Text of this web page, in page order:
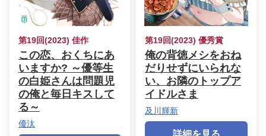
第19回(2023) 佳作
この恋、おくちにあ
いますか? ～優等生
の白姫さんは問題児
の俺と毎日キスして
る～
優汰
第19回(2023) 優秀賞
俺の背徳メシをおね
だりせずにいられな
い、お隣のトップア
イドルさま
及川輝新
詳細を見る